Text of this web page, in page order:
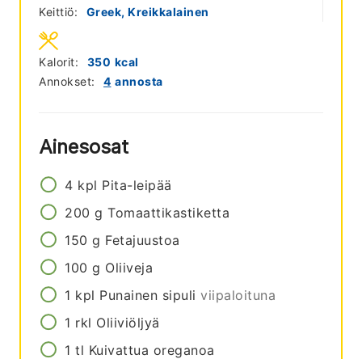
Keittiö:
Greek, Kreikkalainen
Annokset: 4 annosta
Kalorit: 350 kcal
Ainesosat
4 kpl Pita-leipää
200 g Tomaattikastiketta
150 g Fetajuustoa
100 g Oliiveja
1 kpl Punainen sipuli viipaloituna
1 rkl Oliiviöljyä
1 tl Kuivattua oreganoa